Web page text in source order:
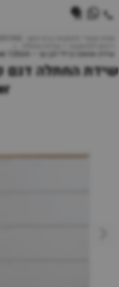
שידת אחסנה קיילי לבן עץ – Kylie™ White Wood Dresser 120cm